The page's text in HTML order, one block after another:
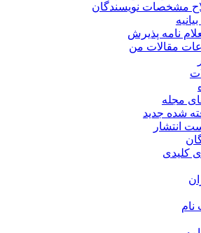
مشخصات نویسندگان
نامه پذیرش
مقالات من
مجله
شده جدید
انتشار
کلیدی